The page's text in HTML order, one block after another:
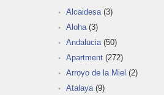
Alcaidesa(3)
Aloha(3)
Andalucia(50)
Apartment (272)
Arroyo de la Miel (2)
Atalaya(9)